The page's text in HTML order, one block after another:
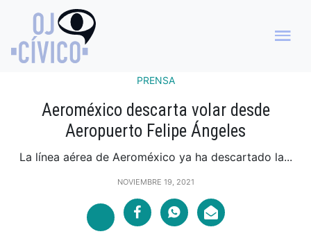
PRENSA
Aeroméxico descarta volar desde
Aeropuerto Felipe Ángeles
La línea aérea de Aeroméxico ya ha descartado la...
NOVIEMBRE 19, 2021